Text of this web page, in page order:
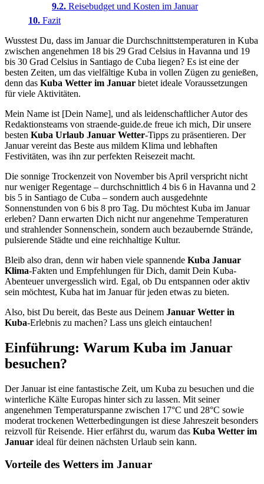
Reisebudget und Kosten im Januar
Fazit
Wusstest Du, dass im Januar die Durchschnittstemperaturen in Kuba
zwischen angenehmen 18 bis 29 Grad Celsius in Havanna und 19
bis 30 Grad Celsius in Santiago de Cuba liegen? Es ist eine der
besten Zeiten, um das vielfältige Kuba in vollen Zügen zu genießen,
denn das Kuba Wetter im Januar bietet ideale Voraussetzungen
für viele Aktivitäten.
Mein Name ist [Dein Name], und als leidenschaftlicher Autor des
Redaktionsteams von straende-guide.de freue ich mich, Dir unsere
besten Kuba Urlaub Januar Wetter-Tipps zu präsentieren. Der
Januar vereint das Beste aus mildem Klima und lebhaften
Festivitäten, was ihn zur perfekten Reisezeit macht.
Die sonnige Trockenzeit von November bis April verspricht nicht
nur weniger Regentage – durchschnittlich 4 bis 6 in Havanna und 2
bis 5 in Santiago de Cuba – sondern auch ausgedehnte
Sonnenstunden von 6 bis 8 pro Tag. Du möchtest Kuba im Januar
erleben? Dann erwarten Dich nicht nur angenehme Temperaturen
und strahlender Sonnenschein, sondern auch bezaubernde Strände,
pulsierende Städte und eine reichhaltige Kultur.
Bleib also dran, denn wir haben viele spannende Kuba Januar
Klima-Fakten und Empfehlungen für Dich, damit Dein Kuba-
Abenteuer unvergesslich wird. Egal, ob Du entspannen oder aktiv
sein möchtest, Kuba hat im Januar für jeden etwas zu bieten.
Also, bist Du bereit, das Beste aus Deinem Januar Wetter in
Kuba-Erlebnis zu machen? Lass uns gleich eintauchen!
Einführung: Warum Kuba im Januar
besuchen?
Der Januar ist eine fantastische Zeit, um Kuba zu besuchen und die
winterliche Kälte Europas hinter sich zu lassen. Mit seiner
angenehmen Temperaturspanne zwischen 17°C und 28°C sowie
moderat trockenen Wetterbedingungen ist diese Jahreszeit besonders
reizvoll für Reisende. Hier erfährst du, warum das Kuba Wetter im
Januar ideal für deinen nächsten Urlaub sein kann.
Vorteile des Wetters im Januar